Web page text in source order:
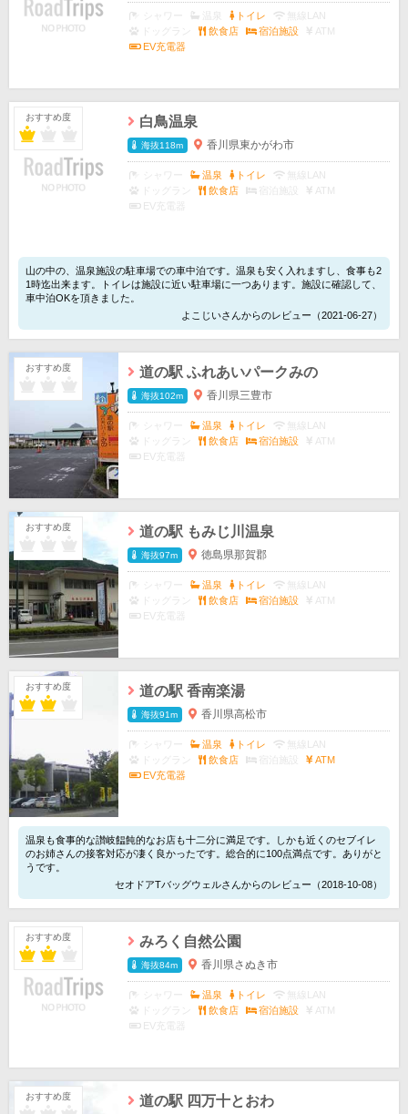
トイレ
無線LAN
ドッグラン
飲食店 宿泊施設
ATM
EV充電器
おすすめ度 白鳥温泉
海抜118m 香川県東かがわ市
温泉 トイレ
無線LAN
ドッグラン
飲食店 宿泊施設
ATM
EV充電器
山の中の、温泉施設の駐車場での車中泊です。温泉も安く入れますし、食事も2
1時迄出来ます。トイレは施設に近い駐車場に一つあります。施設に確認して、
車中泊OKを頂きました。
よこじいさんからのレビュー（2021-06-27）
おすすめ度 道の駅 ふれあいパークみの
海抜102m 香川県三豊市
温泉 トイレ
無線LAN
ドッグラン
飲食店 宿泊施設
ATM
EV充電器
おすすめ度 道の駅 もみじ川温泉
海抜97m 徳島県那賀郡
温泉 トイレ
無線LAN
ドッグラン
飲食店 宿泊施設
ATM
EV充電器
おすすめ度 道の駅 香南楽湯
海抜91m 香川県高松市
温泉 トイレ
無線LAN
ドッグラン
飲食店 宿泊施設
ATM
EV充電器
温泉も食事的な讃岐饂飩的なお店も十二分に満足です。しかも近くのセブイレ
のお姉さんの接客対応が凄く良かったです。総合的に100点満点です。ありがと
うです。
セオドアTバッグウェルさんからのレビュー（2018-10-08）
おすすめ度 みろく自然公園
海抜84m 香川県さぬき市
温泉 トイレ
無線LAN
ドッグラン
飲食店 宿泊施設
ATM
EV充電器
おすすめ度 道の駅 四万十とおわ